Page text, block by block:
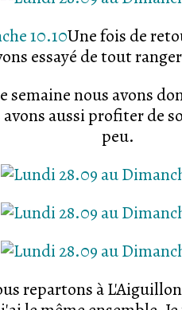
Une fois de
essayé de tout
semaine nous avons
aussi profiter de
peu.
repartons à